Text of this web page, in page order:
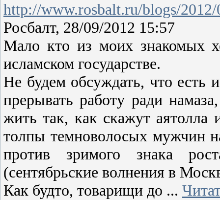
http://www.rosbalt.ru/blogs/
Росбалт, 28/09/2012 15:57
Мало кто из моих знакомых
исламском государстве.
Не будем обсуждать, что есть
прерывать работу ради
жить так, как скажут
толпы темноволосых мужчин
против зримого знака
(сентябрьские волнения в
Как будто, товарищи до ...